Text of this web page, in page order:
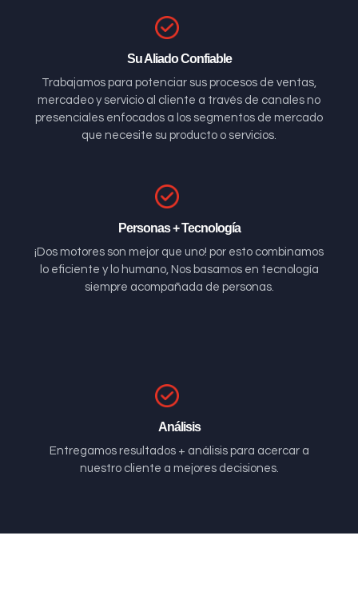
Su Aliado Confiable
Trabajamos para potenciar sus procesos de ventas,
mercadeo y servicio al cliente a través de canales no
presenciales enfocados a los segmentos de mercado
que necesite su producto o servicios.
Personas + Tecnología
¡Dos motores son mejor que uno! por esto combinamos
lo eficiente y lo humano, Nos basamos en tecnología
siempre acompañada de personas.
Análisis
Entregamos resultados + análisis para acercar a
nuestro cliente a mejores decisiones.